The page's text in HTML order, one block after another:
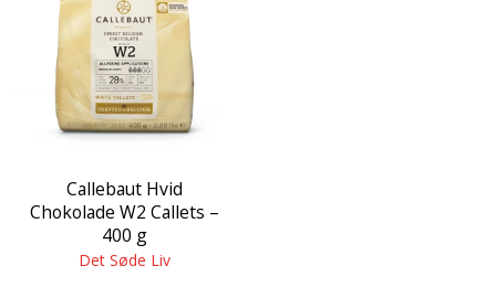
Callebaut Hvid
Chokolade W2 Callets –
400 g
Det Søde Liv